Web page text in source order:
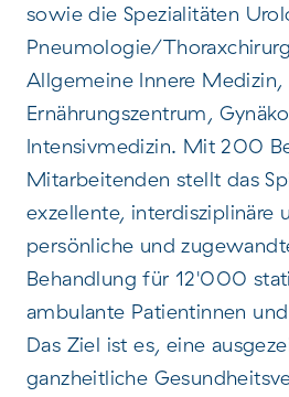
sowie die Spezialitäten
Pneumologie/
Allgemeine Innere
Ernährungszentrum,
Intensivmedizin. Mit 200
Mitarbeitenden stellt das
exzellente, interdisziplinäre
persönliche und
Behandlung für 12'000
ambulante Patientinnen
Das Ziel ist es, eine
ganzheitliche